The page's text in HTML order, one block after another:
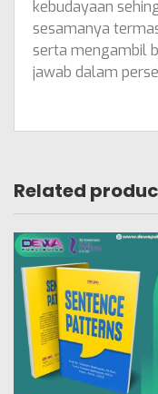
kebudayaan
sesamanya
serta mengambil
jawab dalam
Related